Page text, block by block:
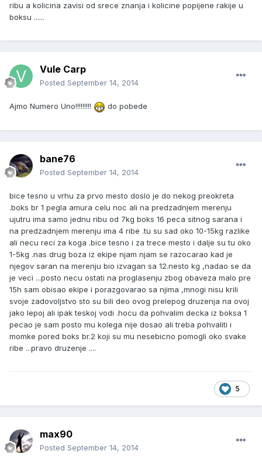
ribu a kolicina zavisi od srece znanja i kolicine popijene rakije u
boksu ......
Vule Carp
Posted September 14, 2014
Ajmo Numero Uno!!!!!!!!! do pobede
bane76
Posted September 14, 2014
bice tesno u vrhu za prvo mesto doslo je do nekog preokreta
.boks br 1 pegla amura celu noc ali na predzadnjem merenju
ujutru ima samo jednu ribu od 7kg boks 16 peca sitnog sarana i
na predzadnjem merenju ima 4 ribe .tu su sad oko 10-15kg razlike
ali necu reci za koga .bice tesno i za trece mesto i dalje su tu oko
1-5kg .nas drug boza iz ekipe njam njam se razocarao kad je
njegov saran na merenju bio izvagan sa 12.nesto kg ,nadao se da
je veci ...posto necu ostati na proglasenju zbog obaveza malo pre
15h sam obisao ekipe i porazgovarao sa njima ,mnogi nisu krili
svoje zadovoljstvo sto su bili deo ovog prelepog druzenja na ovoj
jako lepoj ali ipak teskoj vodi .hocu da pohvalim decka iz boksa 1
pecao je sam posto mu kolega nije dosao ali treba pohvaliti i
momke pored boks br.2 koji su mu nesebicno pomogli oko svake
ribe ...pravo druzenje ....
5
max90
Posted September 14, 2014